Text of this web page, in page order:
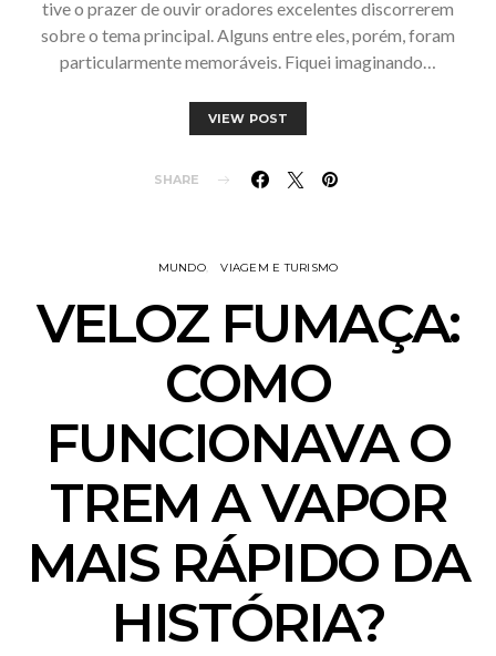
tive o prazer de ouvir oradores excelentes discorrerem
sobre o tema principal. Alguns entre eles, porém, foram
particularmente memoráveis. Fiquei imaginando…
VIEW POST
SHARE
MUNDO VIAGEM E TURISMO
VELOZ FUMAÇA:
COMO
FUNCIONAVA O
TREM A VAPOR
MAIS RÁPIDO DA
HISTÓRIA?